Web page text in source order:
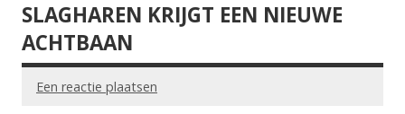
SLAGHAREN KRIJGT EEN NIEUWE
ACHTBAAN
Een reactie plaatsen